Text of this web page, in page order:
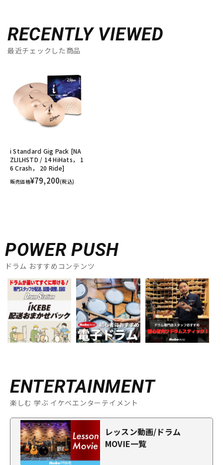
RECENTLY VIEWED
最近チェックした商品
i Standard Gig Pack [NA
ZLILHSTD / 14 HiHats， 1
6 Crash， 20 Ride]
販売価格¥79,200(税込)
POWER PUSH
ドラム おすすめコンテンツ
ENTERTAINMENT
楽しむ 学ぶ イケベエンターテイメント
レッスン動画/ドラム
MOVIE一覧